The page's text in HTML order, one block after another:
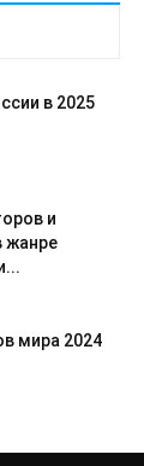
в 2025
и
жанре
мира 2024